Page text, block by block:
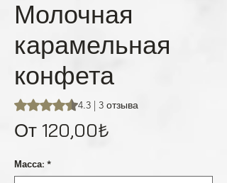
Молочная
карамельная
конфета
Оценка 4.3 из пяти звезд на основе 3
4.3 | 3 отзыва
От 120,00₺
Масса: *